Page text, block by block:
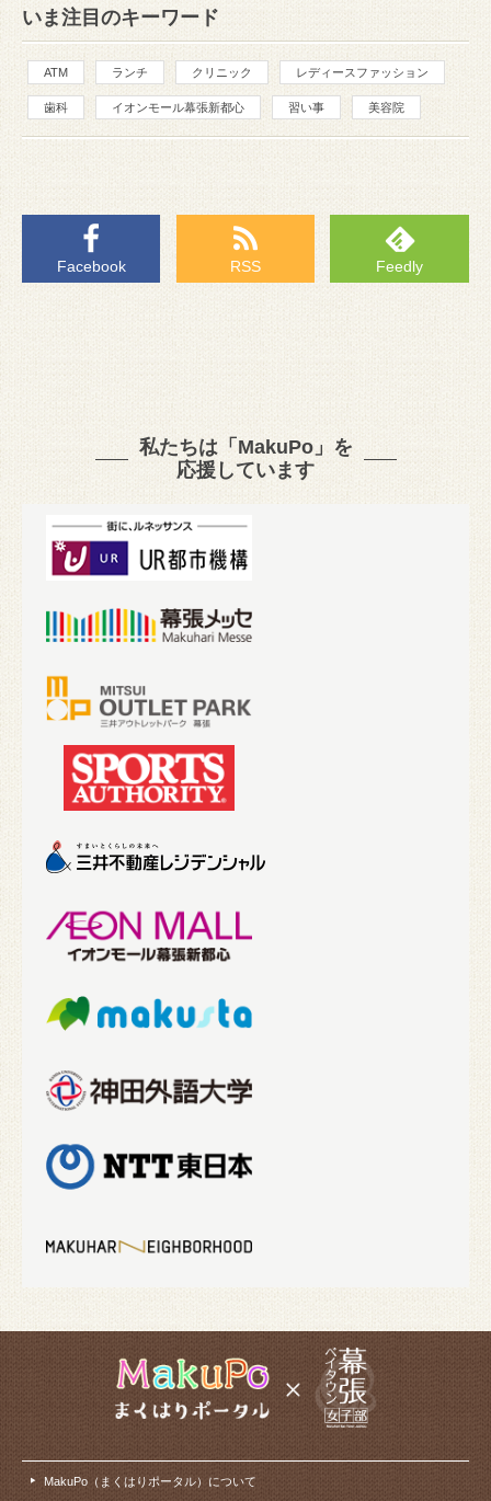
いま注目のキーワード
ATM ランチ クリニック レディースファッション
歯科 イオンモール幕張新都心 習い事 美容院
Facebook RSS Feedly
私たちは「MakuPo」を
応援しています
MakuPo（まくはりポータル）について